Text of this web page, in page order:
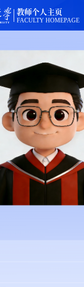
教师个人主页
FACULTY HOMEPAGE